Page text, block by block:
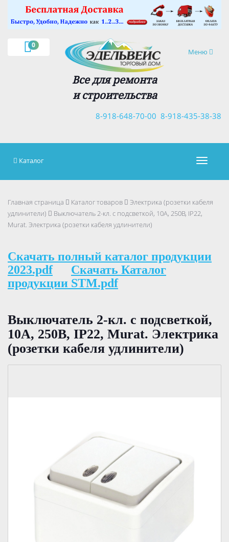
0
Навигация
Меню
Все для ремонта
и строительства
8-918-435-38-38
8-918-648-70-00
×
Каталог
Главная страница Каталог товаров
Электрика (розетки кабеля
удлинители)
Выключатель 2-кл. с подсветкой, 10А, 250В, IP22,
Murat. Электрика (розетки кабеля удлинители)
Скачать полный каталог продукции
2023.pdf
Скачать Каталог
продукции STM.pdf
Выключатель 2-кл. с подсветкой,
10А, 250В, IP22, Murat. Электрика
(розетки кабеля удлинители)